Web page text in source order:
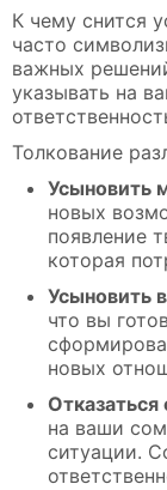
К чему снится
часто
важных
указывать на
Толкование
Усыновить
новых
появление
которая
Усыновить
что вы
новых
Отказаться
на ваши
ситуации.